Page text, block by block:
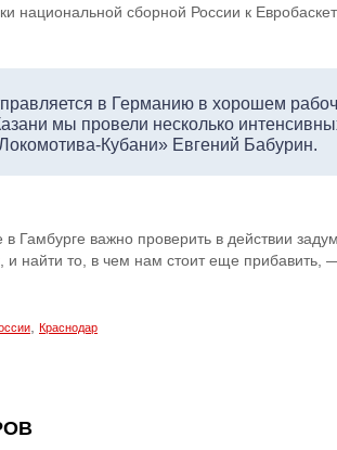
национальной сборной России к
в Германию в хорошем
мы провели несколько
Кубани» Евгений Бабурин.
Гамбурге важно проверить в действии
и найти то, в чем нам стоит еще прибавить,
Краснодар